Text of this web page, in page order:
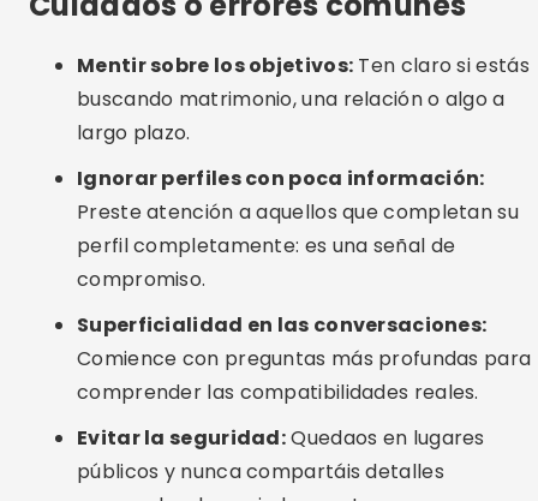
Superficialidad en las conversaciones:
Comience con preguntas más profundas para
comprender las compatibilidades reales.
Evitar la seguridad:
públicos y nunca compartáis detalles
personales demasiado pronto.
Alternativas interesantes
Raya:
Exclusivo para personas con perfiles
profesionales verificados, ideal para quienes
buscan relaciones serias y discretas.
Una vez:
Sólo sugiere un perfil por día,
promoviendo mayor atención y conexión real.